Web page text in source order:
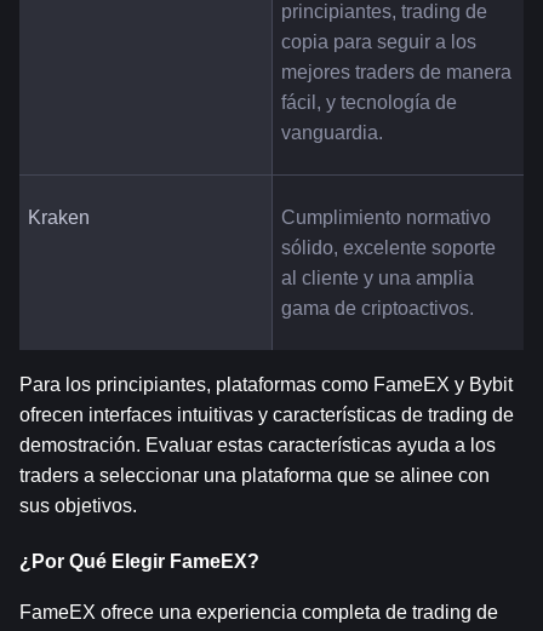
principiantes, trading de
copia para seguir a los
mejores traders de manera
fácil, y tecnología de
vanguardia.
Kraken
Cumplimiento normativo
sólido, excelente soporte
al cliente y una amplia
gama de criptoactivos.
Para los principiantes, plataformas como FameEX y Bybit
ofrecen interfaces intuitivas y características de trading de
demostración. Evaluar estas características ayuda a los
traders a seleccionar una plataforma que se alinee con
sus objetivos.
¿Por Qué Elegir FameEX?
FameEX ofrece una experiencia completa de trading de